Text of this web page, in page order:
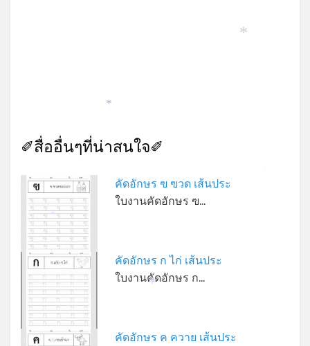
✐สื่ออื่นๆที่น่าสนใจ✐
คัดอักษร ฃ ฃวด เส้นประ
ใบงานคัดอักษร ฃ…
คัดอักษร ก ไก่ เส้นประ
ใบงานคัดอักษร ก…
คัดอักษร ค ควาย เส้นประ
*